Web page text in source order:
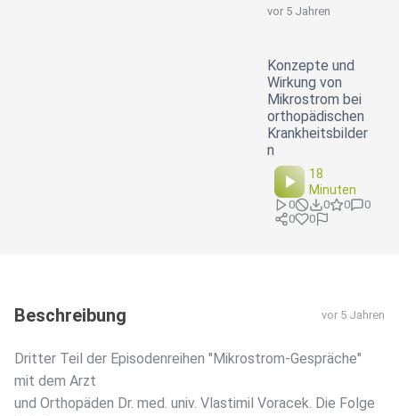
vor 5 Jahren
Konzepte und
Wirkung von
Mikrostrom bei
orthopädischen
Krankheitsbilder
n
18
Minuten
0 0 0
0
0
0
Beschreibung vor 5 Jahren
Dritter Teil der Episodenreihen "Mikrostrom-Gespräche"
mit dem Arzt
und Orthopäden Dr. med. univ. Vlastimil Voracek. Die Folge